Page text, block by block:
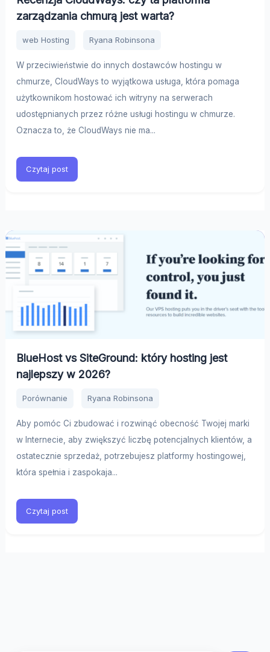
zarządzania chmurą jest warta?
web Hosting Ryana Robinsona
W przeciwieństwie do innych dostawców hostingu w
chmurze, CloudWays to wyjątkowa usługa, która pomaga
użytkownikom hostować ich witryny na serwerach
udostępnianych przez różne usługi hostingu w chmurze.
Oznacza to, że CloudWays nie ma...
Czytaj post
BlueHost vs SiteGround: który hosting jest
najlepszy w 2026?
Porównanie Ryana Robinsona
Aby pomóc Ci zbudować i rozwinąć obecność Twojej marki
w Internecie, aby zwiększyć liczbę potencjalnych klientów, a
ostatecznie sprzedaż, potrzebujesz platformy hostingowej,
która spełnia i zaspokaja...
Czytaj post